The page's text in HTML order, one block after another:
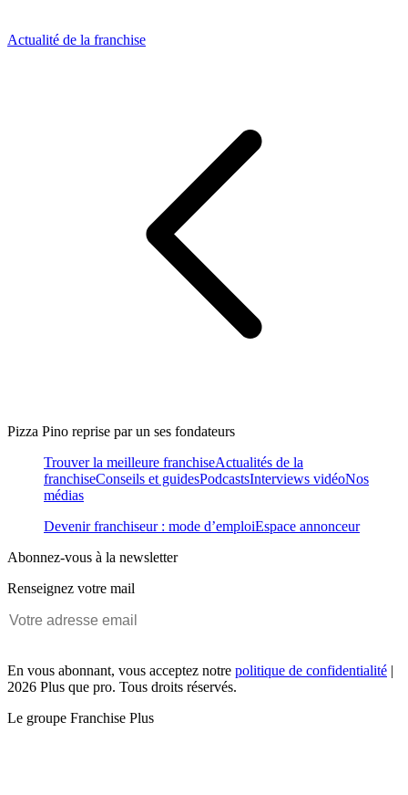
Actualité de la franchise
Pizza Pino reprise par un ses fondateurs
Trouver la meilleure franchiseActualités de la
franchiseConseils et guidesPodcastsInterviews vidéoNos
médias
Devenir franchiseur : mode d’emploiEspace annonceur
Abonnez-vous à la newsletter
Renseignez votre mail
En vous abonnant, vous acceptez notre politique de confidentialité |
2026 Plus que pro. Tous droits réservés.
Le groupe Franchise Plus